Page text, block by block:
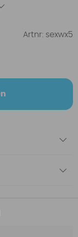
Artnr: sexwx5